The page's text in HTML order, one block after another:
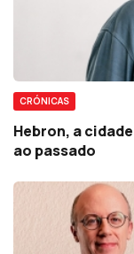
CRÓNICAS
Hebron, a
ao passado